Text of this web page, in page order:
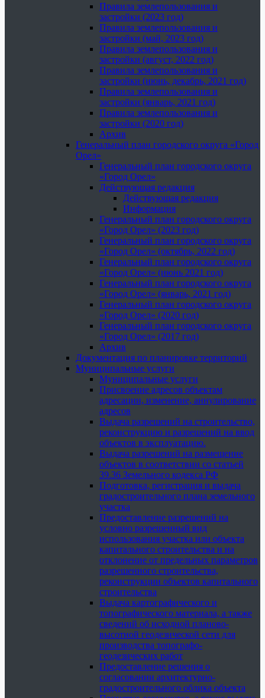
Правила землепользования и
застройки (2023 год)
Правила землепользования и
застройки (май, 2023 год)
Правила землепользования и
застройки (август, 2022 год)
Правила землепользования и
застройки (июнь, декабрь, 2021 год)
Правила землепользования и
застройки (январь, 2021 год)
Правила землепользования и
застройки (2020 год)
Архив
Генеральный план городского округа «Город
Орел»
Генеральный план городского округа
«Город Орел»
Действующая редакция
Действующая редакция
Информация
Генеральный план городского округа
«Город Орел» (2023 год)
Генеральный план городского округа
«Город Орел» (октябрь, 2022 год)
Генеральный план городского округа
«Город Орел» (июнь 2021 год)
Генеральный план городского округа
«Город Орел» (январь, 2021 год)
Генеральный план городского округа
«Город Орел» (2020 год)
Генеральный план городского округа
«Город Орел» (2017 год)
Архив
Документация по планировке территорий
Муниципальные услуги
Муниципальные услуги
Присвоение адресов объектам
адресации, изменение, аннулирование
адресов
Выдача разрешений на строительство,
реконструкцию и разрешений на ввод
объектов в эксплуатацию.
Выдача разрешений на размещение
объектов в соответствии со статьей
39.36 Земельного кодекса РФ
Подготовка, регистрация и выдача
градостроительного плана земельного
участка
Предоставление разрешений на
условно разрешенный вид
использования участка или объекта
капитального строительства и на
отклонение от предельных параметров
разрешенного строительства,
реконструкции объектов капитального
строительства
Выдача картографического и
топографического материала, а также
сведений об исходной планово-
высотной геодезической сети для
производства топографо-
геодезических работ
Предоставление решения о
согласовании архитектурно-
градостроительного облика объекта